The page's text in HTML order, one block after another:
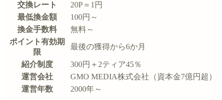
交換レート
20P＝1円
最低換金額
100円～
換金手数料
無料～
ポイント有効期
限
最後の獲得から6か月
紹介制度
300円＋2ティア45％
運営会社
GMO MEDIA株式会社（資本金7億円超）
運営年数
2000年～